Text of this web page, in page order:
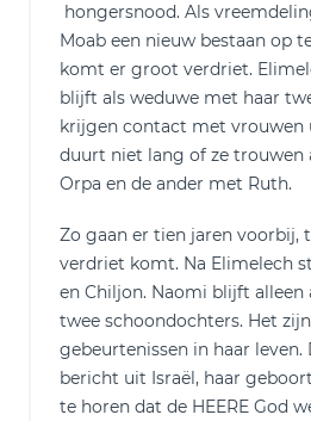
hongersnood. Als
Moab een nieuw bestaan op
komt er groot verdriet.
blijft als weduwe met haar
krijgen contact met vrouwen
duurt niet lang of ze trouwen
Orpa en de ander met Ruth.
Zo gaan er tien jaren voorbij,
verdriet komt. Na Elimelech
en Chiljon. Naomi blijft alleen
twee schoondochters. Het
gebeurtenissen in haar leven.
bericht uit Israël, haar
te horen dat de HEERE God